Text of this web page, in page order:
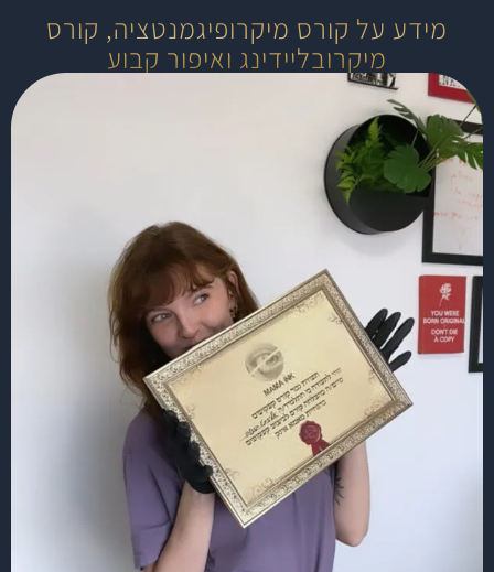
מידע על קורס מיקרופיגמנטציה, קורס
מיקרובליידינג ואיפור קבוע